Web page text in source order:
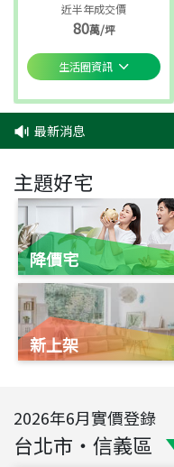
近半年成交價
80萬/坪
生活圈資訊
最新消息
主題好宅
降價宅
新上架
2026年6月實價登錄
台北市 ・ 信義區